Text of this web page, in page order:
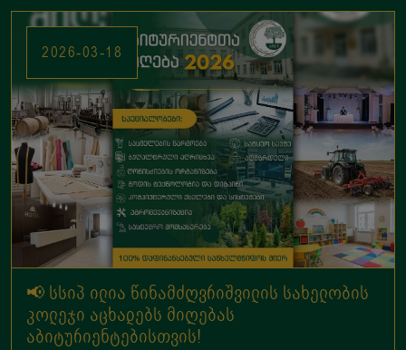
📢 სსიპ ილია წინამძღვრიშვილის სახელობის
კოლეჯი აცხადებს მიღებას
აბიტურიენტებისთვის!